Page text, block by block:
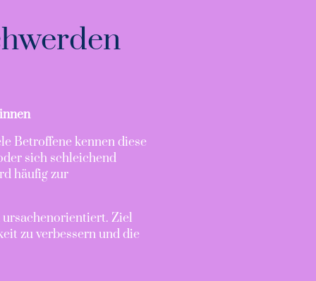
Betroffene kennen diese
sich schleichend
häufig zur
Ziel
zu verbessern und die